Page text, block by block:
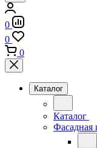
0
0
0
Каталог
Каталог
Фасадная